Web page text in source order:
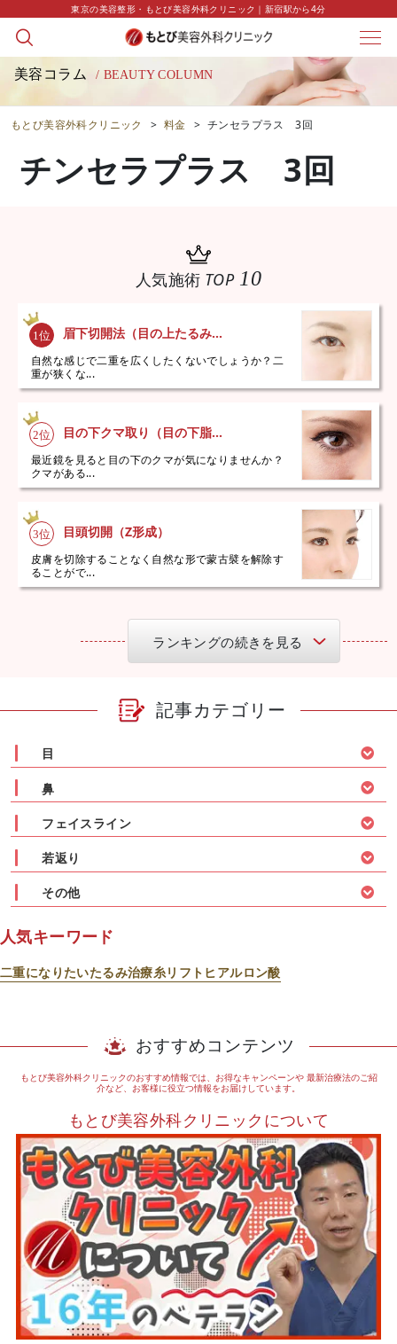
東京の美容整形・もとび美容外科クリニック｜新宿駅から4分
美容コラム / BEAUTY COLUMN
もとび美容外科クリニック > 料金 > チンセラプラス 3回
チンセラプラス 3回
人気施術 TOP 10
眉下切開法（目の上たるみ...
自然な感じで二重を広くしたくないでしょうか？二
重が狭くな...
目の下クマ取り（目の下脂...
最近鏡を見ると目の下のクマが気になりませんか？
クマがある...
目頭切開（Z形成）
皮膚を切除することなく自然な形で蒙古襞を解除す
ることがで...
ランキングの続きを見る
記事カテゴリー
目
鼻
フェイスライン
若返り
その他
人気キーワード
二重になりたいたるみ治療糸リフト ヒアルロン酸
おすすめコンテンツ
もとび美容外科クリニックのおすすめ情報では、お得なキャンペーンや最新治療法のご紹
介など、お客様に役立つ情報をお届けしています。
もとび美容外科クリニックについて